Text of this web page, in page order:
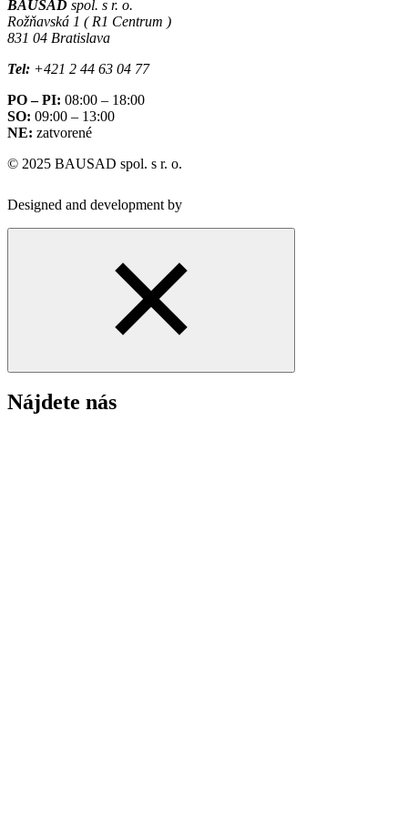
BAUSAD spol. s r. o.
Rožňavská 1 ( R1 Centrum )
831 04 Bratislava
Tel: +421 2 44 63 04 77
PO – PI: 08:00 – 18:00
SO: 09:00 – 13:00
NE: zatvorené
© 2025 BAUSAD spol. s r. o.
Designed and development by
Nájdete nás